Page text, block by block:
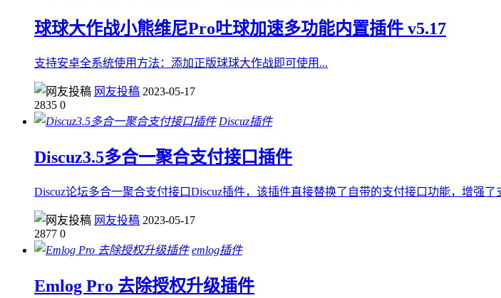
球球大作战小熊维尼Pro吐球加速多功能内置插件 v5.17
支持安卓全系统使用方法：添加正版球球大作战即可使用...
网友投稿 2023-05-17
2835 0
Discuz插件
Discuz3.5多合一聚合支付接口插件
Discuz论坛多合一聚合支付接口Discuz插件，该插件直接替换了自带的支付接口功能，增强
网友投稿 2023-05-17
2877 0
emlog插件
Emlog Pro 去除授权升级插件